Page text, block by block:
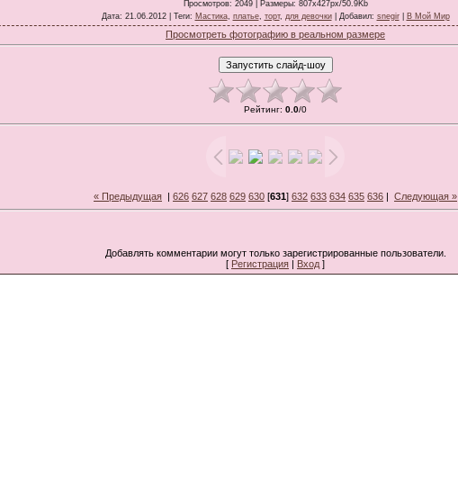
Просмотров: 2049 | Размеры: 807x427px/50.9Kb
Дата: 21.06.2012 | Теги: Мастика, платье, торт, для девочки| Добавил: snegir| В Мой Мир
Просмотреть фотографию в реальном размере
Рейтинг: 0.0/0
« Предыдущая | 626 627 628 629 630 [631] 632 633 634 635 636 | Следующая »
Добавлять комментарии могут только зарегистрированные пользователи.
[ Регистрация Вход ]